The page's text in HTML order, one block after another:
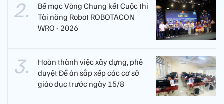
Bế mạc Vòng Chung kết Cuộc thi
Tài năng Robot ROBOTACON
WRO - 2026
Hoàn thành việc xây dựng, phê
duyệt Đề án sắp xếp các cơ sở
giáo dục trước ngày 15/8